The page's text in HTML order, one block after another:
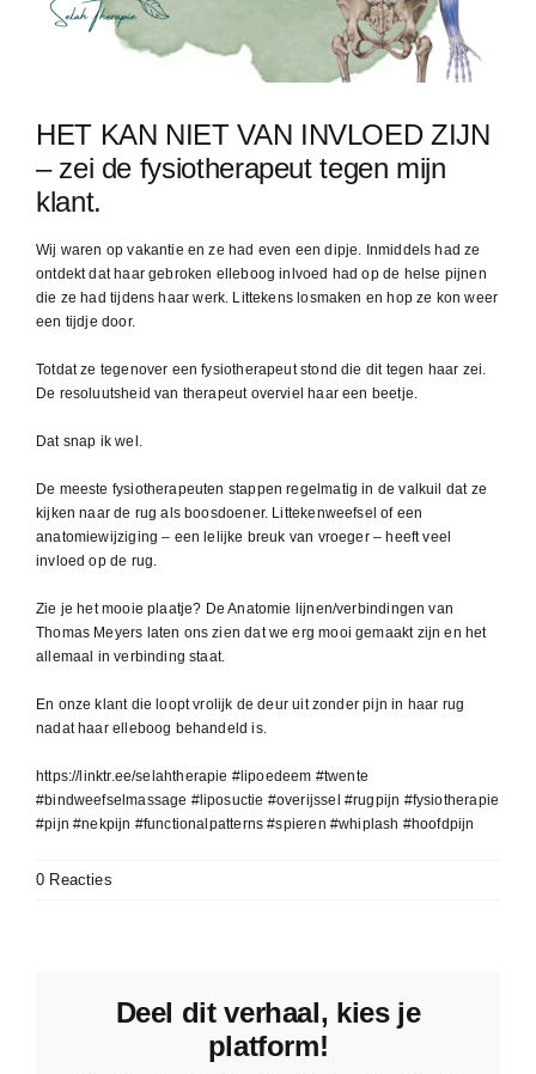
HET KAN NIET VAN INVLOED ZIJN
– zei de fysiotherapeut tegen mijn
klant.
Wij waren op vakantie en ze had even een dipje. Inmiddels had ze
ontdekt dat haar gebroken elleboog inlvoed had op de helse pijnen
die ze had tijdens haar werk. Littekens losmaken en hop ze kon weer
een tijdje door.
Totdat ze tegenover een fysiotherapeut stond die dit tegen haar zei.
De resoluutsheid van therapeut overviel haar een beetje.
Dat snap ik wel.
De meeste fysiotherapeuten stappen regelmatig in de valkuil dat ze
kijken naar de rug als boosdoener. Littekenweefsel of een
anatomiewijziging – een lelijke breuk van vroeger – heeft veel
invloed op de rug.
Zie je het mooie plaatje? De Anatomie lijnen/verbindingen van
Thomas Meyers laten ons zien dat we erg mooi gemaakt zijn en het
allemaal in verbinding staat.
En onze klant die loopt vrolijk de deur uit zonder pijn in haar rug
nadat haar elleboog behandeld is.
https://linktr.ee/selahtherapie #lipoedeem #twente
#bindweefselmassage #liposuctie #overijssel #rugpijn #fysiotherapie
#pijn #nekpijn #functionalpatterns #spieren #whiplash #hoofdpijn
0 Reacties
Deel dit verhaal, kies je
platform!